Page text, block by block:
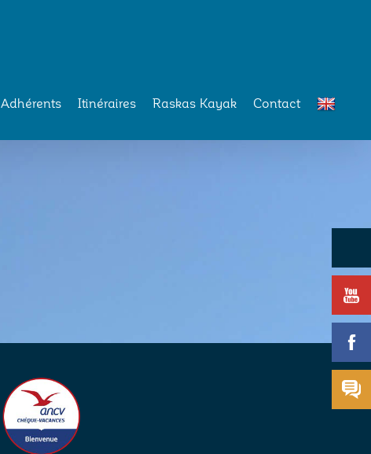
Adhérents Itinéraires Raskas Kayak Contact